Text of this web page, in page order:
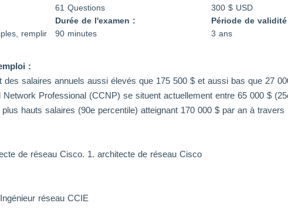
61 Questions
300 $ USD
remplir
Durée de l'examen :
90 minutes
Période de
3 ans
:
des salaires annuels aussi élevés que 175 500 $ et aussi bas que 27
Professional (CCNP) se situent actuellement entre 65 000 $
hauts salaires (90e percentile) atteignant 170 000 $ par an à travers
de réseau Cisco. 1. architecte de réseau Cisco
réseau CCIE